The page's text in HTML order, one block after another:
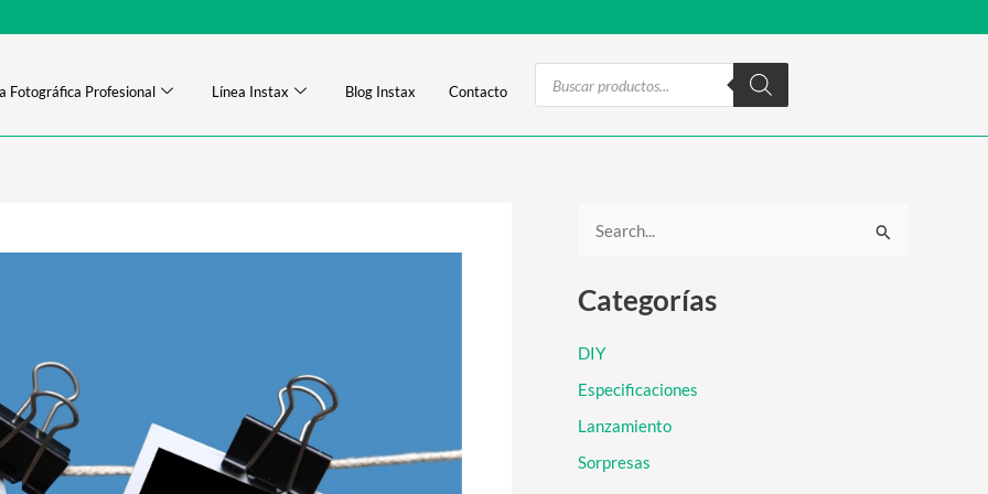
Fotográfica Profesional Línea Instax Blog Instax Contacto
Products
search
s
r
p
o
Categorías
DIY
Especificaciones
Lanzamiento
Sorpresas